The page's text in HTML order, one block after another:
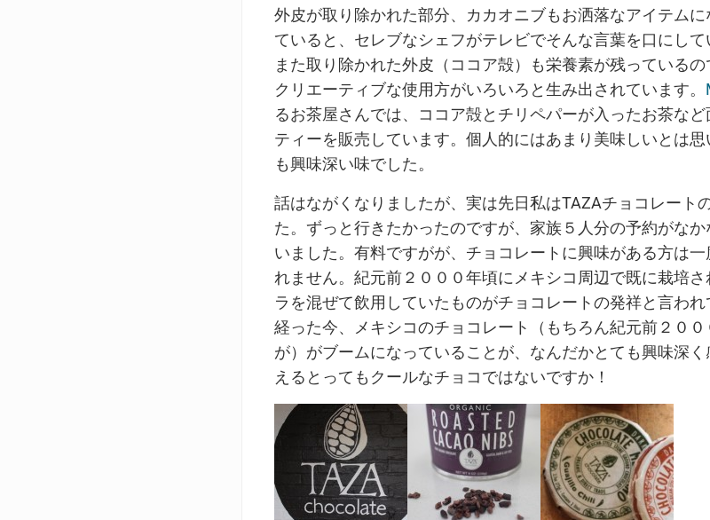
外皮が取り除かれた部分、カカオニブもお洒落なアイテム
ていると、セレブなシェフがテレビでそんな言葉を口にして
また取り除かれた外皮（ココア殻）も栄養素が残っているの
クリエーティブな使用方がいろいろと生み出されています。
るお茶屋さんでは、ココア殻とチリペパーが入ったお茶な
ティーを販売しています。個人的にはあまり美味しいとは
も興味深い味でした。
話はながくなりましたが、実は先日私はTAZAチョコレート
た。ずっと行きたかったのですが、家族５人分の予約がな
いました。有料ですがが、チョコレートに興味がある方は
れません。紀元前２０００年頃にメキシコ周辺で既に栽培
ラを混ぜて飲用していたものがチョコレートの発祥と言わ
経った今、メキシコのチョコレート（もちろん紀元前２０
が）がブームになっていることが、なんだかとても興味深
えるとってもクールなチョコではないですか！